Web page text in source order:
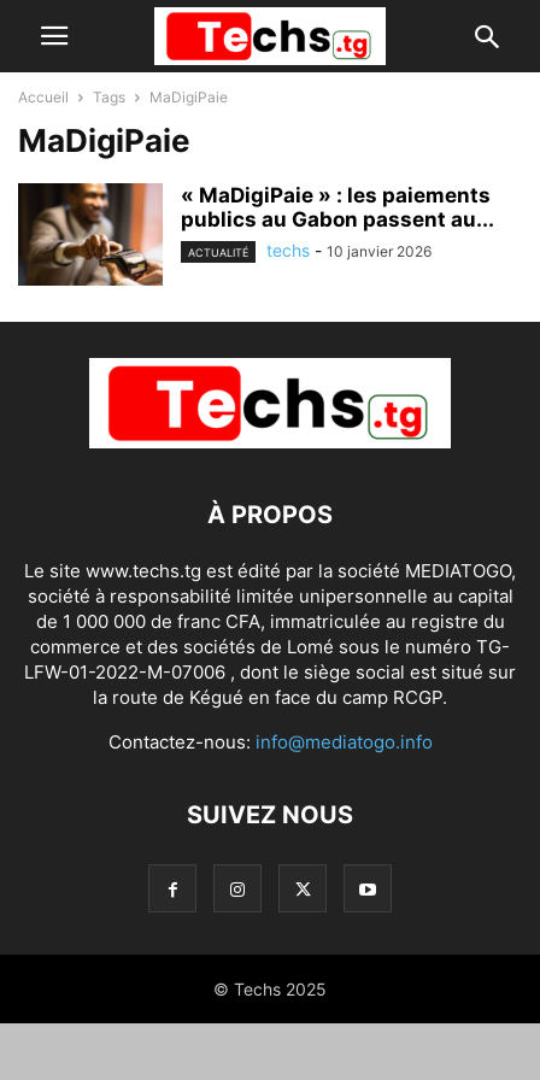
Accueil Tags MaDigiPaie
MaDigiPaie
« MaDigiPaie » : les paiements
publics au Gabon passent au...
ACTUALITÉ techs - 10 janvier 2026
À PROPOS
Le site www.techs.tg est édité par la société MEDIATOGO,
société à responsabilité limitée unipersonnelle au capital
de 1 000 000 de franc CFA, immatriculée au registre du
commerce et des sociétés de Lomé sous le numéro TG-
LFW-01-2022-M-07006 , dont le siège social est situé sur
la route de Kégué en face du camp RCGP.
Contactez-nous: info@mediatogo.info
SUIVEZ NOUS
© Techs 2025